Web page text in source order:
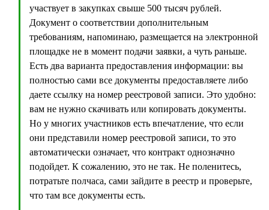
участвует в закупках свыше 500 тысяч рублей.
Документ о соответствии дополнительным
требованиям, напоминаю, размещается на электронной
площадке не в момент подачи заявки, а чуть раньше.
Есть два варианта предоставления информации: вы
полностью сами все документы предоставляете либо
даете ссылку на номер реестровой записи. Это удобно:
вам не нужно скачивать или копировать документы.
Но у многих участников есть впечатление, что если
они представили номер реестровой записи, то это
автоматически означает, что контракт однозначно
подойдет. К сожалению, это не так. Не поленитесь,
потратьте полчаса, сами зайдите в реестр и проверьте,
что там все документы есть.